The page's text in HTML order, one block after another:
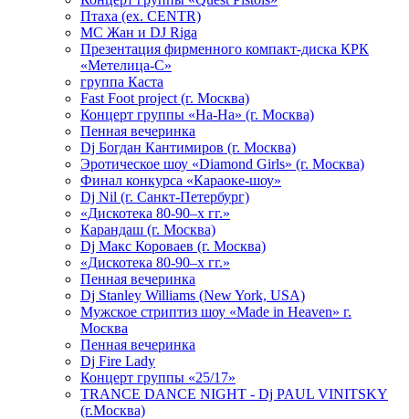
Птаха (ex. CENTR)
МС Жан и DJ Riga
Презентация фирменного компакт-диска КРК
«Метелица-С»
группа Каста
Fast Foot project (г. Москва)
Концерт группы «На-На» (г. Москва)
Пенная вечеринка
Dj Богдан Кантимиров (г. Москва)
Эротическое шоу «Diamond Girls» (г. Москва)
Финал конкурса «Караоке-шоу»
Dj Nil (г. Санкт-Петербург)
«Дискотека 80-90–х гг.»
Карандаш (г. Москва)
Dj Макс Короваев (г. Москва)
«Дискотека 80-90–х гг.»
Пенная вечеринка
Dj Stanley Williams (New York, USA)
Мужское стриптиз шоу «Made in Heaven» г.
Москва
Пенная вечеринка
Dj Fire Lady
Концерт группы «25/17»
TRANCE DANCE NIGHT - Dj PAUL VINITSKY
(г.Москва)